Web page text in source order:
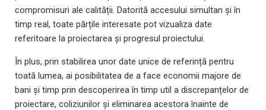
compromisuri ale calității. Datorită accesului simultan și în
timp real, toate părțile interesate pot vizualiza date
referitoare la proiectarea și progresul proiectului.
În plus, prin stabilirea unor date unice de referință pentru
toată lumea, ai posibilitatea de a face economii majore de
bani și timp prin descoperirea în timp util a discrepanțelor de
proiectare, coliziunilor și eliminarea acestora înainte de